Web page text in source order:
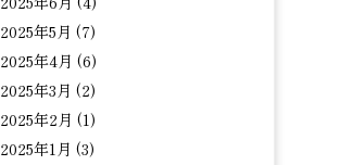
2025年5月 (7)
2025年4月 (6)
2025年3月 (2)
2025年2月 (1)
2025年1月 (3)